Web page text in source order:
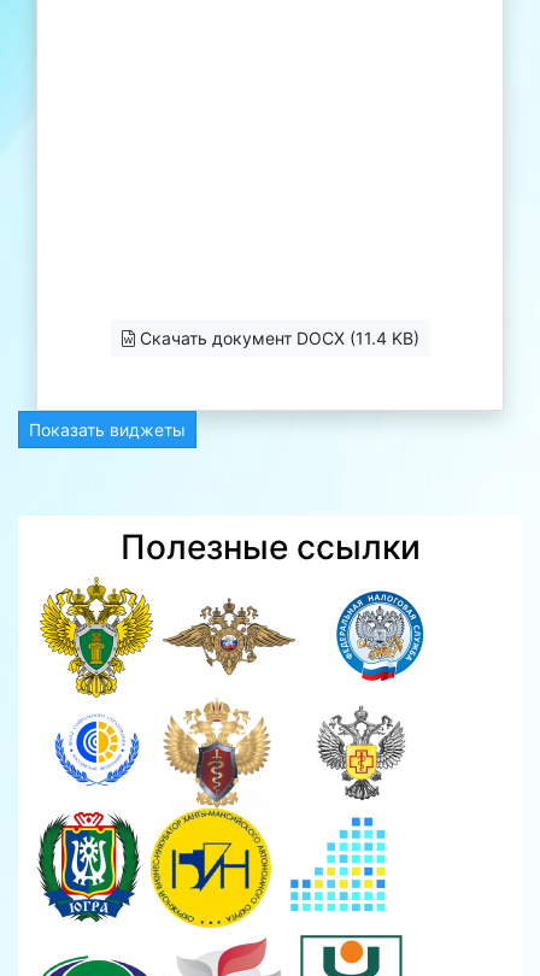
Скачать документ DOCX (11.4 KB)
Показать виджеты
Полезные ссылки